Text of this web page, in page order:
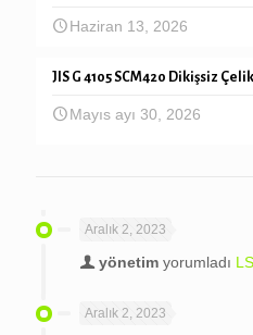
Haziran 13, 2026
JIS G 4105 SCM420 Dikişsiz
Mayıs ayı 30, 2026
Aralık 2, 2023
yönetim yorumladı
Aralık 2, 2023